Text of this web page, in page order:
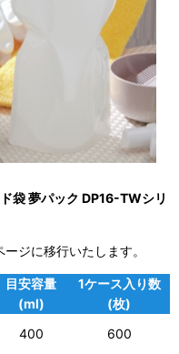
袋 夢パック DP16-TWシリ
ジに移行いたします。
目安容量
(ml)
1ケース入り数
(枚)
400
600